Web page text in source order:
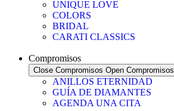
UNIQUE LOVE
COLORS
BRIDAL
CARATI CLASSICS
Compromisos
Close Compromisos Open Compromisos
ANILLOS ETERNIDAD
GUÍA DE DIAMANTES
AGENDA UNA CITA